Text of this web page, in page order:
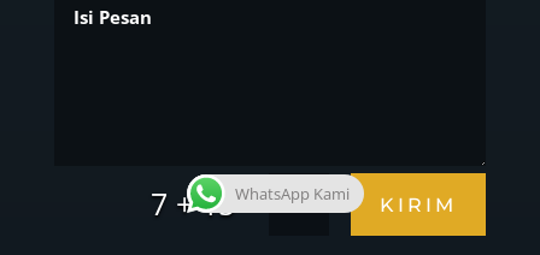
7 + 15= KIRIM
WhatsApp Kami